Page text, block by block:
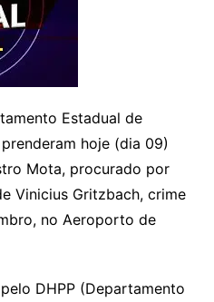
Estadual de
hoje (dia 09)
Mota, procurado por
Vinicius Gritzbach, crime
no Aeroporto de
DHPP (Departamento